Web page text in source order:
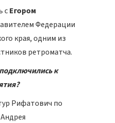
сЕгором
Федерации
края, одним из
ретроматча.
к
Рифатович по